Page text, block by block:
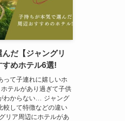
だ【ジャングリ
すめホテル6選!
って子連れに嬉しいホ
テルがあり過ぎて子供
わからない… ジャング
較して特徴などの違い
リア周辺にホテルがあ